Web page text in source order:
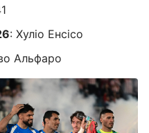
: Хуліо Енсісо
Альфаро